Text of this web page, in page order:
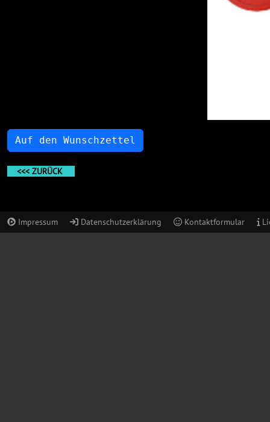
Auf den Wunschzettel
<<< ZURÜCK
Impressum Datenschutzerklärung Kontaktformular